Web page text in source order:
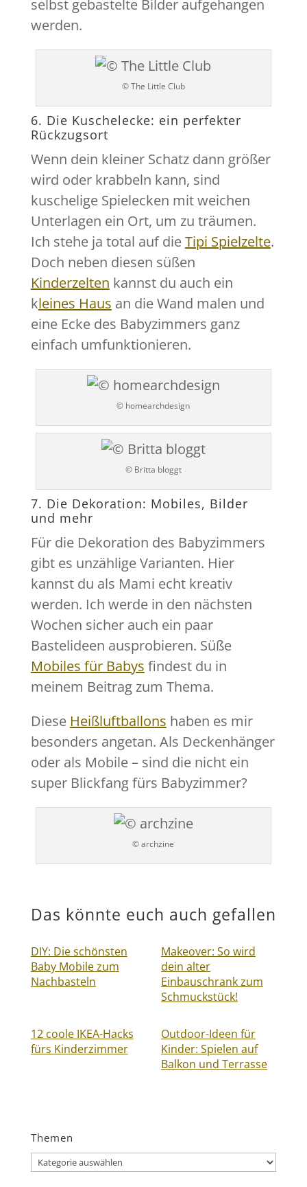
selbst gebastelte Bilder aufgehangen
werden.
© The Little Club
6. Die Kuschelecke: ein perfekter
Rückzugsort
Wenn dein kleiner Schatz dann größer
wird oder krabbeln kann, sind
kuschelige Spielecken mit weichen
Unterlagen ein Ort, um zu träumen.
Ich stehe ja total auf dieTipi Spielzelte.
Doch neben diesen süßen
Kinderzelten kannst du auch ein
kleines Haus an die Wand malen und
eine Ecke des Babyzimmers ganz
einfach umfunktionieren.
© homearchdesign
© Britta bloggt
7. Die Dekoration: Mobiles, Bilder
und mehr
Für die Dekoration des Babyzimmers
gibt es unzählige Varianten. Hier
kannst du als Mami echt kreativ
werden. Ich werde in den nächsten
Wochen sicher auch ein paar
Bastelideen ausprobieren. Süße
Mobiles für Babys findest du in
meinem Beitrag zum Thema.
Diese Heißluftballons haben es mir
besonders angetan. Als Deckenhänger
oder als Mobile – sind die nicht ein
super Blickfang fürs Babyzimmer?
© archzine
Das könnte euch auch gefallen
DIY: Die schönsten
Baby Mobile zum
Nachbasteln
Makeover: So wird
dein alter
Einbauschrank zum
Schmuckstück!
12 coole IKEA-Hacks
fürs Kinderzimmer
Outdoor-Ideen für
Kinder: Spielen auf
Balkon und Terrasse
Themen
Themen